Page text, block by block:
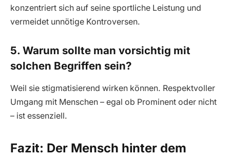
konzentriert sich auf seine sportliche Leistung und
vermeidet unnötige Kontroversen.
5. Warum sollte man vorsichtig mit
solchen Begriffen sein?
Weil sie stigmatisierend wirken können. Respektvoller
Umgang mit Menschen – egal ob Prominent oder nicht
– ist essenziell.
Fazit: Der Mensch hinter dem